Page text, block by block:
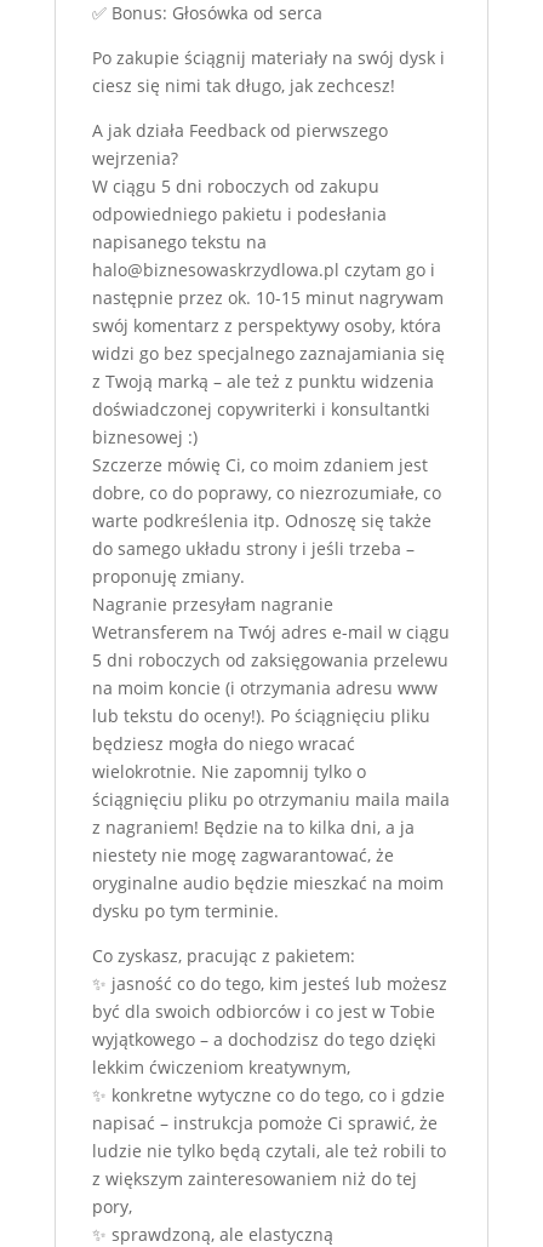
✅ Bonus: Głosówka od serca
Po zakupie ściągnij materiały na swój dysk i
ciesz się nimi tak długo, jak zechcesz!
A jak działa Feedback od pierwszego
wejrzenia?
W ciągu 5 dni roboczych od zakupu
odpowiedniego pakietu i podesłania
napisanego tekstu na
halo@biznesowaskrzydlowa.pl czytam go i
następnie przez ok. 10-15 minut nagrywam
swój komentarz z perspektywy osoby, która
widzi go bez specjalnego zaznajamiania się
z Twoją marką – ale też z punktu widzenia
doświadczonej copywriterki i konsultantki
biznesowej :)
Szczerze mówię Ci, co moim zdaniem jest
dobre, co do poprawy, co niezrozumiałe, co
warte podkreślenia itp. Odnoszę się także
do samego układu strony i jeśli trzeba –
proponuję zmiany.
Nagranie przesyłam nagranie
Wetransferem na Twój adres e-mail w ciągu
5 dni roboczych od zaksięgowania przelewu
na moim koncie (i otrzymania adresu www
lub tekstu do oceny!). Po ściągnięciu pliku
będziesz mogła do niego wracać
wielokrotnie. Nie zapomnij tylko o
ściągnięciu pliku po otrzymaniu maila maila
z nagraniem! Będzie na to kilka dni, a ja
niestety nie mogę zagwarantować, że
oryginalne audio będzie mieszkać na moim
dysku po tym terminie.
Co zyskasz, pracując z pakietem:
✨ jasność co do tego, kim jesteś lub możesz
być dla swoich odbiorców i co jest w Tobie
wyjątkowego – a dochodzisz do tego dzięki
lekkim ćwiczeniom kreatywnym,
✨ konkretne wytyczne co do tego, co i gdzie
napisać – instrukcja pomoże Ci sprawić, że
ludzie nie tylko będą czytali, ale też robili to
z większym zainteresowaniem niż do tej
pory,
✨ sprawdzoną, ale elastyczną